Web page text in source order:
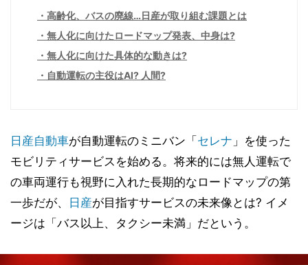
高齢化、バスの廃線…日産が取り組む課題とは
無人化に向けたロードマップ発表、中身は?
無人化に向けた具体的な動きは?
自動運転の主役はAI? 人間?
日産自動車が自動運転のミニバン「 セレナ 」を使った
モビリティサービスを始める。将来的には無人運転で
の車両運行も視野に入れた長期的なロードマップの第
一歩だが、
日産が目指すサービスの未来像とは? イメ
ージは「バス以上、タクシー未満」だという。